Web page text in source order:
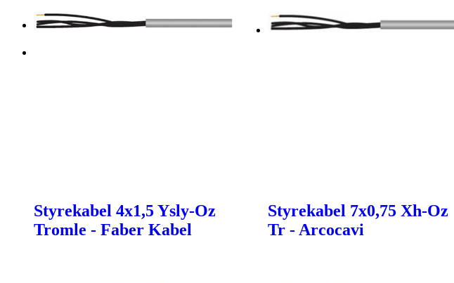
Styrekabel 4x1,5 Ysly-Oz
Tromle - Faber Kabel
Styrekabel 7x0,75 Xh-Oz
Tr - Arcocavi